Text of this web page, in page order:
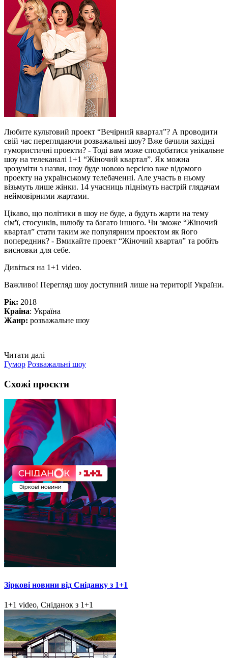
Любите культовий проект “Вечірний квартал”? А проводити
свій час переглядаючи розважальні шоу? Вже бачили західні
гумористичні проекти? - Тоді вам може сподобатися унікальне
шоу на телеканалі 1+1 “Жіночий квартал”. Як можна
зрозуміти з назви, шоу буде новою версією вже відомого
проекту на українському телебаченні. Але участь в ньому
візьмуть лише жінки. 14 учасниць піднімуть настрій глядачам
неймовірними жартами.
Цікаво, що політики в шоу не буде, а будуть жарти на тему
сім'ї, стосунків, шлюбу та багато іншого. Чи зможе “Жіночий
квартал” стати таким же популярним проектом як його
попередник? - Вмикайте проект “Жіночий квартал” та робіть
висновки для себе.
Дивіться на 1+1 video.
Важливо! Перегляд шоу доступний лише на території України.
Рік: 2018
Країна: Україна
Жанр: розважальне шоу
Читати далі
Гумор Розважальні шоу
Схожі проєкти
Зіркові новини від Сніданку з 1+1
1+1 video, Сніданок з 1+1